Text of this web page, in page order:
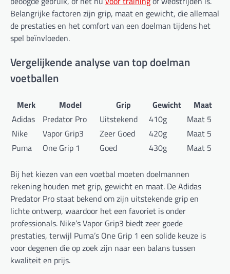
Belangrijke factoren zijn grip, maat en gewicht, die allemaal
de prestaties en het comfort van een doelman tijdens het
spel beïnvloeden.
Vergelijkende analyse van top doelman
voetballen
Merk Model Grip Gewicht
Maat
Adidas
Predator Pro Uitstekend 410g
Maat 5
Nike
Vapor Grip3 Zeer Goed 420g
Maat 5
Puma
One Grip 1 Goed 430g Maat 5
Bij het kiezen van een voetbal moeten doelmannen
rekening houden met grip, gewicht en maat. De Adidas
Predator Pro staat bekend om zijn uitstekende grip en
lichte ontwerp, waardoor het een favoriet is onder
professionals. Nike’s Vapor Grip3 biedt zeer goede
prestaties, terwijl Puma’s One Grip 1 een solide keuze is
voor degenen die op zoek zijn naar een balans tussen
kwaliteit en prijs.